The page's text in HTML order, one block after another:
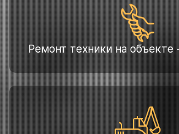
Ремонт техники на объекте